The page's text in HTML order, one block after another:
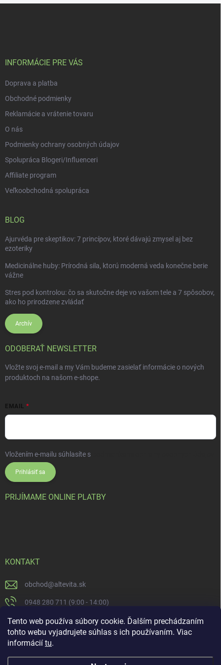
Tento web používa súbory cookie. Ďalším prechádzaním
tohto webu vyjadrujete súhlas s ich používaním. Viac
informácií tu.
INFORMÁCIE PRE VÁS
Doprava a platba
Obchodné podmienky
Reklamácie a vrátenie tovaru
O nás
Podmienky ochrany osobných údajov
Spolupráca Blogeri/Influenceri
Affiliate program
Veľkoobchodná spolupráca
BLOG
Ajurvéda pre skeptikov: 7 princípov, ktoré dávajú zmysel aj bez
ezoteriky
Medicinálne huby: Prírodná sila, ktorú moderná veda konečne berie
vážne
Stres pod kontrolou: čo sa skutočne deje vo vašom tele a 7 spôsobov,
ako ho prirodzene zvládať
Archív
ODOBERAŤ NEWSLETTER
Vložte svoj e-mail a my Vám budeme zasielať informácie o nových
produktoch na našom e-shope.
EMAIL
Vložením e-mailu súhlasíte s
Prihlásiť sa
PRIJÍMAME ONLINE PLATBY
KONTAKT
obchod@altevita.sk
0948 280 711 (9:00 - 14:00)
Altevita.sk
altevita